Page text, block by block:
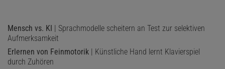
Mensch vs. KI | Sprachmodelle scheitern an Test zur selektiven
Aufmerksamkeit
Erlernen von Feinmotorik | Künstliche Hand lernt Klavierspiel
durch Zuhören